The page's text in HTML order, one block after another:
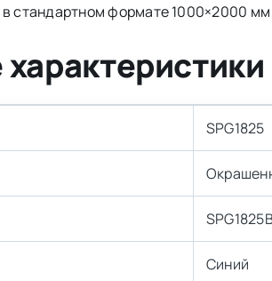
стандартном формате 1000×2000
SPG1825
Синий